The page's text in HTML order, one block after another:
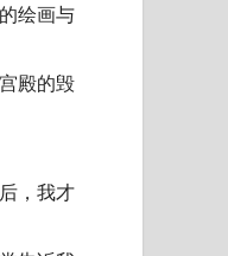
绘画与
殿的毁
，我才